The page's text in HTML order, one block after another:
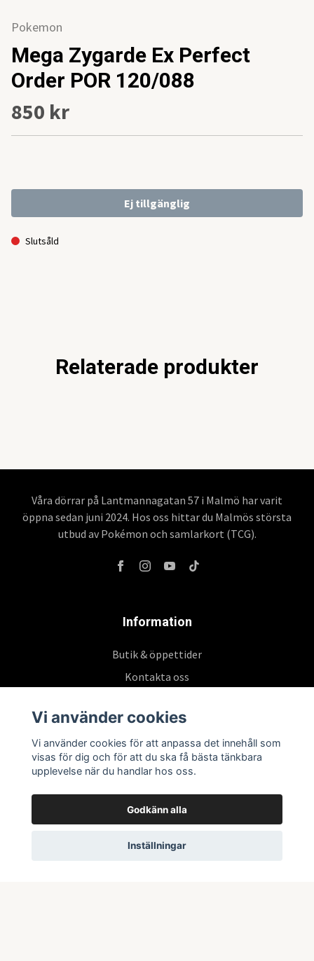
Pokemon
Mega Zygarde Ex Perfect
Order POR 120/088
850 kr
Ej tillgänglig
Slutsåld
Relaterade produkter
Våra dörrar på Lantmannagatan 57 i Malmö har varit
öppna sedan juni 2024. Hos oss hittar du Malmös största
utbud av Pokémon och samlarkort (TCG).
Information
Butik & öppettider
Kontakta oss
Prenumerera på vårt nyhetsbrev
Prenumerera
Vi använder cookies
Vi använder cookies för att anpassa det innehåll som
visas för dig och för att du ska få bästa tänkbara
upplevelse när du handlar hos oss.
Godkänn alla
Inställningar